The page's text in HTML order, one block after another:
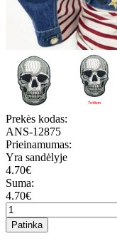
Prekės kodas:
ANS-12875
Prieinamumas:
Yra sandėlyje
4.70€
Suma:
4.70€
Patinka